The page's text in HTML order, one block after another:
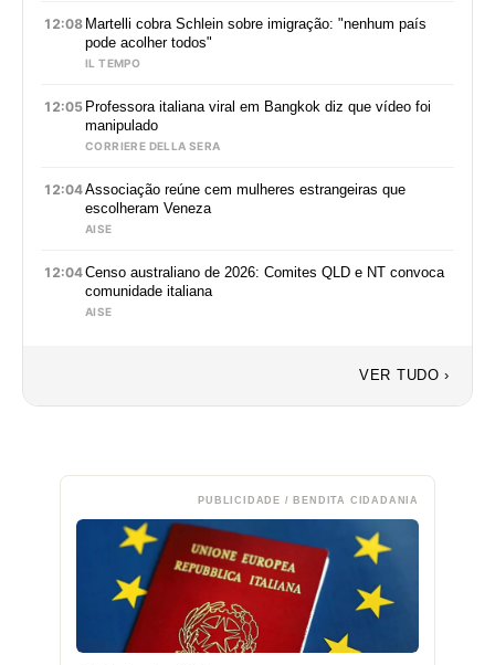
12:08 Martelli cobra Schlein sobre imigração: "nenhum país
pode acolher todos"
IL TEMPO
12:05 Professora italiana viral em Bangkok diz que vídeo foi
manipulado
CORRIERE DELLA SERA
12:04Associação reúne cem mulheres estrangeiras que
escolheram Veneza
AISE
12:04Censo australiano de 2026: Comites QLD e NT convoca
comunidade italiana
AISE
VER TUDO ›
PUBLICIDADE / BENDITA CIDADANIA